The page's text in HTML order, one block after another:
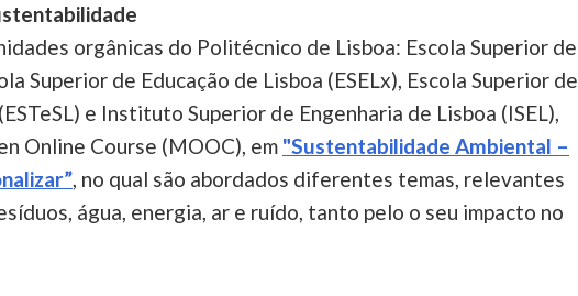
orgânicas do Politécnico de Lisboa: Escola Superior de
Superior de Educação de Lisboa (ESELx), Escola Superior de
e Instituto Superior de Engenharia de Lisboa (ISEL),
Online Course (MOOC), em "Sustentabilidade Ambiental –
, no qual são abordados diferentes temas, relevantes
água, energia, ar e ruído, tanto pelo o seu impacto no